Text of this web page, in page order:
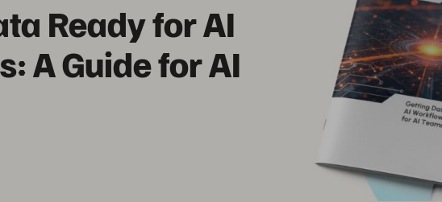
Ready for AI
A Guide for AI